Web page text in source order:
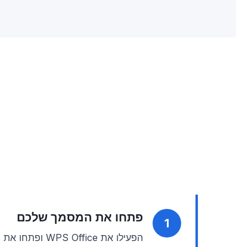
1 פתחו את המסמך שלכם
הפעילו את WPS Office ופתחו את